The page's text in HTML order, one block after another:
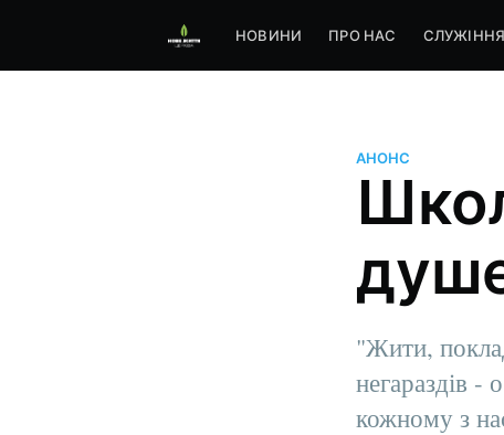
НОВИНИ ПРО НАС СЛУЖІННЯ
АНОНС
"Жити,
негараздів -
кожному з